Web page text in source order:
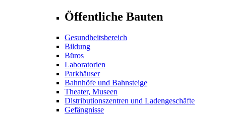
Öffentliche Bauten
Gesundheitsbereich
Bildung
Büros
Laboratorien
Parkhäuser
Bahnhöfe und Bahnsteige
Theater, Museen
Distributionszentren und Ladengeschäfte
Gefängnisse